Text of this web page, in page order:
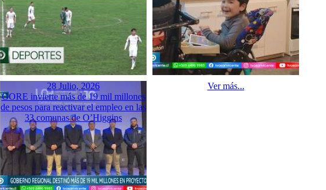
28 Julio, 2026
GORE invierte más de 19 mil millones
de pesos para reactivar el empleo en las
33 comunas de O’Higgins
Ver más...